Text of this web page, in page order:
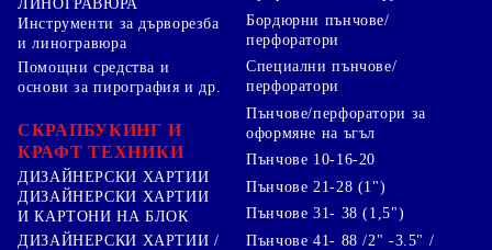
ЛИНОГРАВЮРА
Инструменти за дърворезба
и линогравюра
Помощни средства и
основи за пирография и др.
СКРАПБУКИНГ И
КРАФТ ТЕХНИКИ
ДИЗАЙНЕРСКИ ХАРТИИ
ДИЗАЙНЕРСКИ ХАРТИИ
И КАРТОНИ НА БЛОК
ДИЗАЙНЕРСКИ ХАРТИИ /
Бордюрни пънчове/
перфоратори
Специални пънчове/
перфоратори
Пънчове/перфоратори за
оформяне на ъгъл
Пънчове 10-16-20
Пънчове 21-28 (1")
Пънчове 31- 38 (1,5")
Пънчове 41- 88 /2" -3.5" /